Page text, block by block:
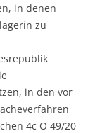
in denen
zu
in den vor
4c O 49/20